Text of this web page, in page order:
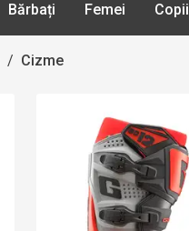
Bărbați Femei Copii
/ Cizme